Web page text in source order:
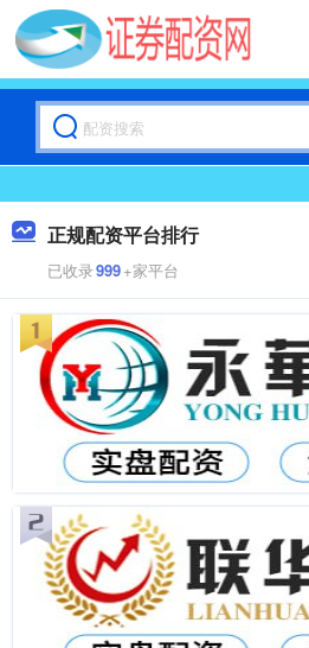
正规配资平台排行
已收录999+家平台